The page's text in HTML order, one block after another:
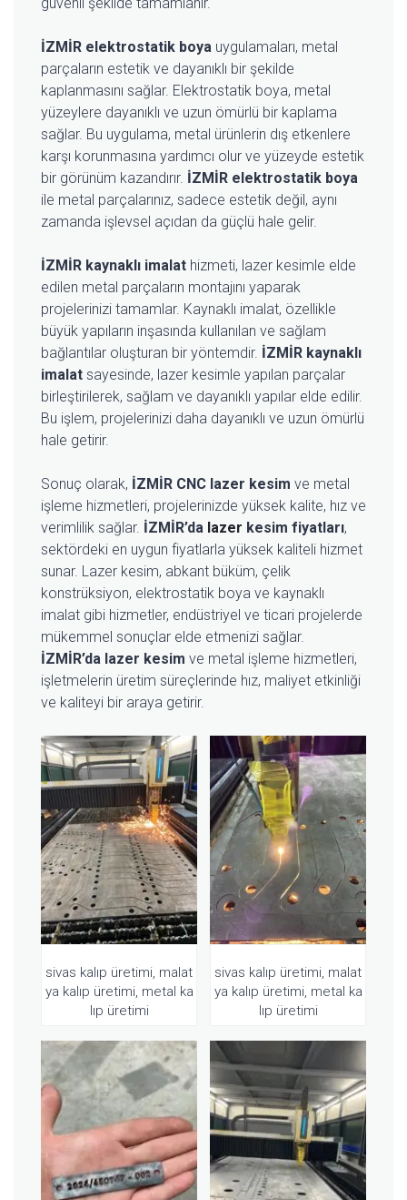
İZMİR elektrostatik boya uygulamaları, metal
parçaların estetik ve dayanıklı bir şekilde
kaplanmasını sağlar. Elektrostatik boya, metal
yüzeylere dayanıklı ve uzun ömürlü bir kaplama
sağlar. Bu uygulama, metal ürünlerin dış etkenlere
karşı korunmasına yardımcı olur ve yüzeyde estetik
bir görünüm kazandırır. İZMİR elektrostatik boya
ile metal parçalarınız, sadece estetik değil, aynı
zamanda işlevsel açıdan da güçlü hale gelir.
İZMİR kaynaklı imalat hizmeti, lazer kesimle elde
edilen metal parçaların montajını yaparak
projelerinizi tamamlar. Kaynaklı imalat, özellikle
büyük yapıların inşasında kullanılan ve sağlam
bağlantılar oluşturan bir yöntemdir. İZMİR kaynaklı
imalat sayesinde, lazer kesimle yapılan parçalar
birleştirilerek, sağlam ve dayanıklı yapılar elde edilir.
Bu işlem, projelerinizi daha dayanıklı ve uzun ömürlü
hale getirir.
Sonuç olarak, İZMİR CNC lazer kesim ve metal
işleme hizmetleri, projelerinizde yüksek kalite, hız ve
verimlilik sağlar. İZMİR’da lazer kesim fiyatları,
sektördeki en uygun fiyatlarla yüksek kaliteli hizmet
sunar. Lazer kesim, abkant büküm, çelik
konstrüksiyon, elektrostatik boya ve kaynaklı
imalat gibi hizmetler, endüstriyel ve ticari projelerde
mükemmel sonuçlar elde etmenizi sağlar.
İZMİR’da lazer kesim ve metal işleme hizmetleri,
işletmelerin üretim süreçlerinde hız, maliyet etkinliği
ve kaliteyi bir araya getirir.
sivas kalıp üretimi, malat
ya kalıp üretimi, metal ka
lıp üretimi
sivas kalıp üretimi, malat
ya kalıp üretimi, metal ka
lıp üretimi